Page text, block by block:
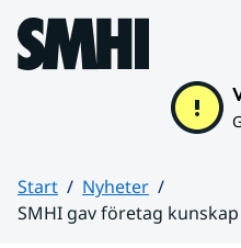
Hoppa till sidans innehåll
Start
Nyheter
SMHI gav företag